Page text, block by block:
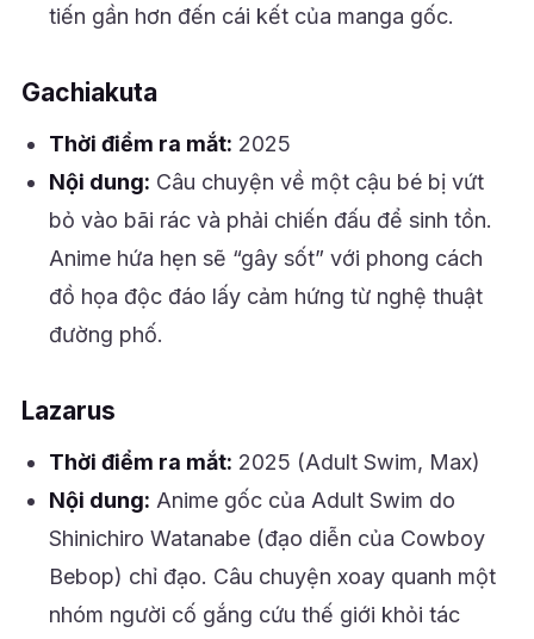
tiến gần hơn đến cái kết của manga gốc.
Gachiakuta
Thời điểm ra mắt: 2025
Nội dung: Câu chuyện về một cậu bé bị vứt
bỏ vào bãi rác và phải chiến đấu để sinh tồn.
Anime hứa hẹn sẽ “gây sốt” với phong cách
đồ họa độc đáo lấy cảm hứng từ nghệ thuật
đường phố.
Lazarus
Thời điểm ra mắt: 2025 (Adult Swim, Max)
Nội dung: Anime gốc của Adult Swim do
Shinichiro Watanabe (đạo diễn của Cowboy
Bebop) chỉ đạo. Câu chuyện xoay quanh một
nhóm người cố gắng cứu thế giới khỏi tác